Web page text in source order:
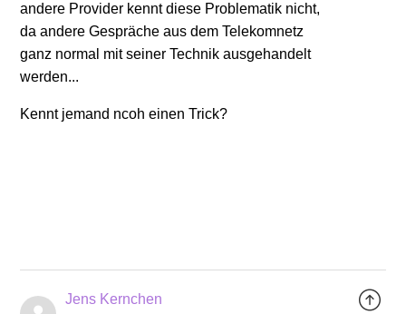
andere Provider kennt diese Problematik nicht,
da andere Gespräche aus dem Telekomnetz
ganz normal mit seiner Technik ausgehandelt
werden...
Kennt jemand ncoh einen Trick?
Jens Kernchen